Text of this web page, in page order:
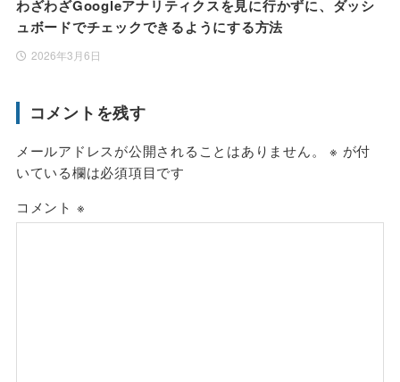
わざわざGoogleアナリティクスを見に行かずに、ダッシ
ュボードでチェックできるようにする方法
2026年3月6日
コメントを残す
メールアドレスが公開されることはありません。 ※ が付
いている欄は必須項目です
コメント ※